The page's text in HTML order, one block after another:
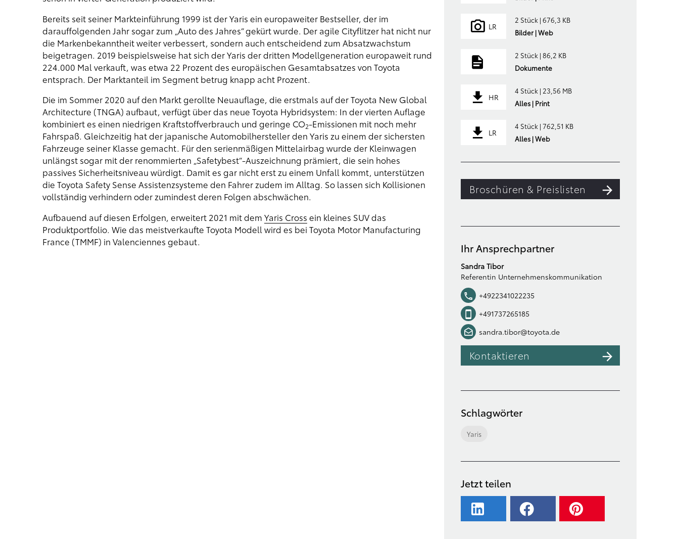
Bereits seit seiner Markteinführung 1999 ist der Yaris ein europaweiter Bestseller, der im
darauffolgenden Jahr sogar zum „Auto des Jahres“ gekürt wurde. Der agile Cityflitzer hat nicht nur
die Markenbekanntheit weiter verbessert, sondern auch entscheidend zum Absatzwachstum
beigetragen. 2019 beispielsweise hat sich der Yaris der dritten Modellgeneration europaweit rund
224.000 Mal verkauft, was etwa 22 Prozent des europäischen Gesamtabsatzes von Toyota
entsprach. Der Marktanteil im Segment betrug knapp acht Prozent.
Die im Sommer 2020 auf den Markt gerollte Neuauflage, die erstmals auf der Toyota New Global
Architecture (TNGA) aufbaut, verfügt über das neue Toyota Hybridsystem: In der vierten Auflage
kombiniert es einen niedrigen Kraftstoffverbrauch und geringe CO2-Emissionen mit noch mehr
Fahrspaß. Gleichzeitig hat der japanische Automobilhersteller den Yaris zu einem der sichersten
Fahrzeuge seiner Klasse gemacht. Für den serienmäßigen Mittelairbag wurde der Kleinwagen
unlängst sogar mit der renommierten „Safetybest“-Auszeichnung prämiert, die sein hohes
passives Sicherheitsniveau würdigt. Damit es gar nicht erst zu einem Unfall kommt, unterstützen
die Toyota Safety Sense Assistenzsysteme den Fahrer zudem im Alltag. So lassen sich Kollisionen
vollständig verhindern oder zumindest deren Folgen abschwächen.
Aufbauend auf diesen Erfolgen, erweitert 2021 mit dem Yaris Cross ein kleines SUV das
Produktportfolio. Wie das meistverkaufte Toyota Modell wird es bei Toyota Motor Manufacturing
France (TMMF) in Valenciennes gebaut.
LR
2 Stück | 676,3 KB
Bilder | Web
2 Stück | 86,2 KB
Dokumente
HR
4 Stück | 23,56 MB
Alles | Print
LR
4 Stück | 762,51 KB
Alles | Web
Broschüren & Preislisten
Ihr Ansprechpartner
Sandra Tibor
Referentin Unternehmenskommunikation
+4922341022235
+491737265185
sandra.tibor@toyota.de
Kontaktieren
Schlagwörter
Yaris
Jetzt teilen